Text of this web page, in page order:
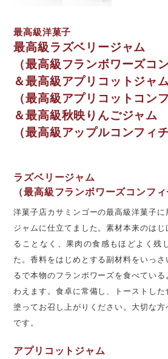
最高級洋菓子
最高級ラズベリージャム
（最高級フランボワーズコ
＆最高級アプリコットジャム
（最高級アプリコットコン
＆最高級秋映りんごジャム
（最高級アップルコンフィ
ラズベリージャム
（最高級フランボワーズコンフィ
洋菓子店カサミンゴーの最高級洋菓子
ジャムに仕立てました。素材本来のは
ることなく、果肉の食感もほどよく残
た。香料をはじめとする副材料をいっさ
るで本物のフランボワーズを食べてい
わえます。食卓に常備し、トーストし
塗ってお召し上がりください。大切な
です。
アプリコットジャム